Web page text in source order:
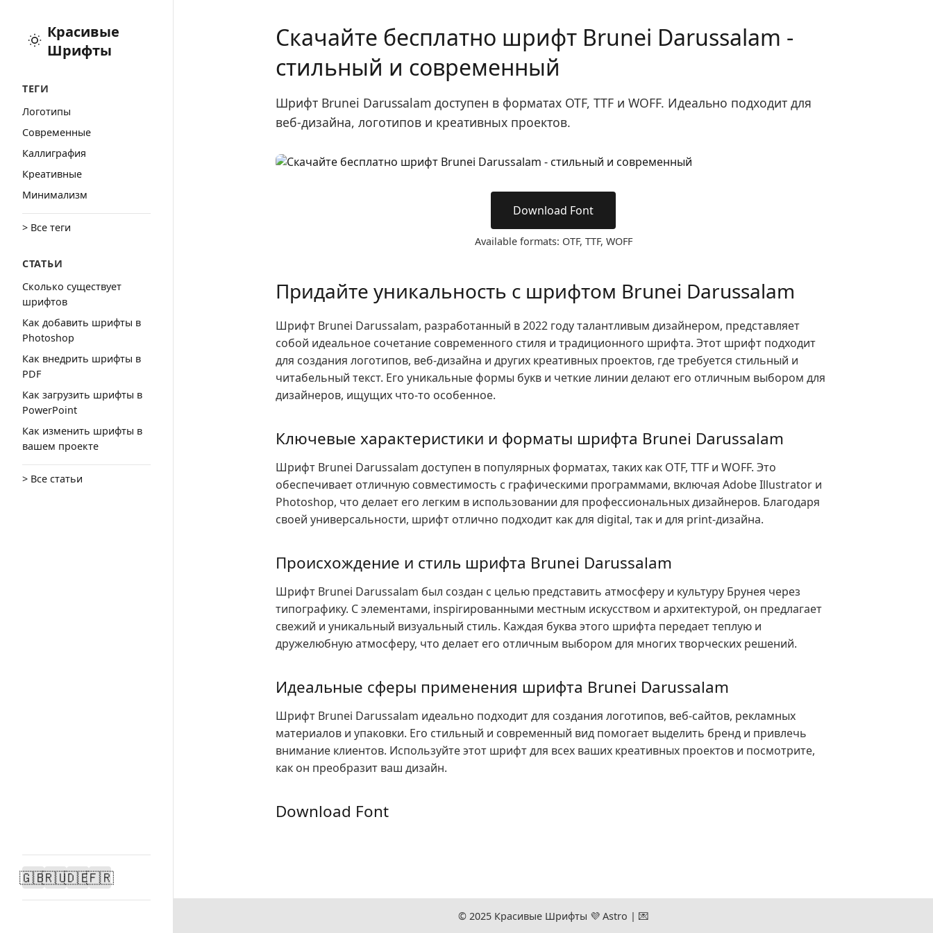
Красивые
Шрифты
ТЕГИ
Логотипы
Cовременные
Каллиграфия
Креативные
Минимализм
> Все теги
СТАТЬИ
Сколько существует
шрифтов
Как добавить шрифты в
Photoshop
Как внедрить шрифты в
PDF
Как загрузить шрифты в
PowerPoint
Как изменить шрифты в
вашем проекте
> Все статьи
🇬🇧🇷🇺🇩🇪🇫🇷
Скачайте бесплатно шрифт Brunei Darussalam -
стильный и современный
Шрифт Brunei Darussalam доступен в форматах OTF, TTF и WOFF. Идеально подходит для
веб-дизайна, логотипов и креативных проектов.
Download Font
Available formats: OTF, TTF, WOFF
Придайте уникальность с шрифтом Brunei Darussalam
Шрифт Brunei Darussalam, разработанный в 2022 году талантливым дизайнером, представляет
собой идеальное сочетание современного стиля и традиционного шрифта. Этот шрифт подходит
для создания логотипов, веб-дизайна и других креативных проектов, где требуется стильный и
читабельный текст. Его уникальные формы букв и четкие линии делают его отличным выбором для
дизайнеров, ищущих что-то особенное.
Ключевые характеристики и форматы шрифта Brunei Darussalam
Шрифт Brunei Darussalam доступен в популярных форматах, таких как OTF, TTF и WOFF. Это
обеспечивает отличную совместимость с графическими программами, включая Adobe Illustrator и
Photoshop, что делает его легким в использовании для профессиональных дизайнеров. Благодаря
своей универсальности, шрифт отлично подходит как для digital, так и для print-дизайна.
Происхождение и стиль шрифта Brunei Darussalam
Шрифт Brunei Darussalam был создан с целью представить атмосферу и культуру Брунея через
типографику. С элементами, inspirированными местным искусством и архитектурой, он предлагает
свежий и уникальный визуальный стиль. Каждая буква этого шрифта передает теплую и
дружелюбную атмосферу, что делает его отличным выбором для многих творческих решений.
Идеальные сферы применения шрифта Brunei Darussalam
Шрифт Brunei Darussalam идеально подходит для создания логотипов, веб-сайтов, рекламных
материалов и упаковки. Его стильный и современный вид помогает выделить бренд и привлечь
внимание клиентов. Используйте этот шрифт для всех ваших креативных проектов и посмотрите,
как он преобразит ваш дизайн.
Download Font
© 2025 Красивые Шрифты 💜️ Astro | 💌